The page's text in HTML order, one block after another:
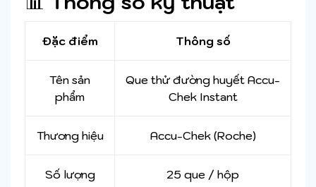
Đặc điểm Thông số
Tên sản
phẩm
Que thử đường huyết Accu-
Chek Instant
Thương hiệu Accu-Chek (Roche)
Số lượng 25 que / hộp